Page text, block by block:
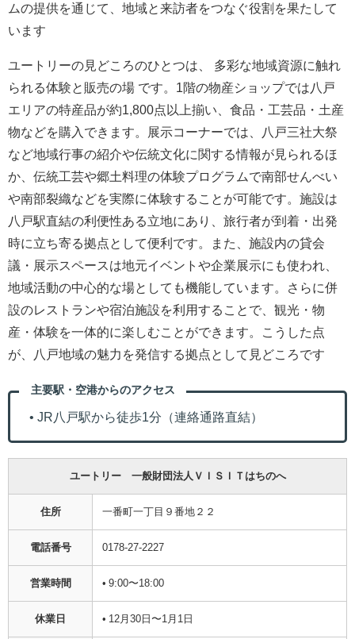
ムの提供を通じて、地域と来訪者をつなぐ役割を果たして
います
ユートリーの見どころのひとつは、 多彩な地域資源に触れ
られる体験と販売の場 です。1階の物産ショップでは八戸
エリアの特産品が約1,800点以上揃い、食品・工芸品・土産
物などを購入できます。展示コーナーでは、八戸三社大祭
など地域行事の紹介や伝統文化に関する情報が見られるほ
か、伝統工芸や郷土料理の体験プログラムで南部せんべい
や南部裂織などを実際に体験することが可能です。施設は
八戸駅直結の利便性ある立地にあり、旅行者が到着・出発
時に立ち寄る拠点として便利です。また、施設内の貸会
議・展示スペースは地元イベントや企業展示にも使われ、
地域活動の中心的な場としても機能しています。さらに併
設のレストランや宿泊施設を利用することで、観光・物
産・体験を一体的に楽しむことができます。こうした点
が、八戸地域の魅力を発信する拠点として見どころです
主要駅・空港からのアクセス
• JR八戸駅から徒歩1分（連絡通路直結）
ユートリー 一般財団法人ＶＩＳＩＴはちのへ
住所 一番町一丁目９番地２２
電話番号 0178-27-2227
営業時間 • 9:00〜18:00
休業日 • 12月30日〜1月1日